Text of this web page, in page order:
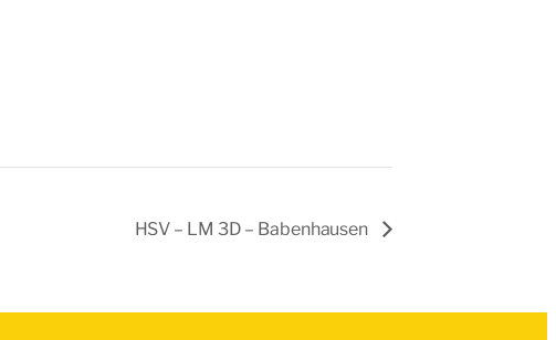
HSV – LM 3D – Babenhausen